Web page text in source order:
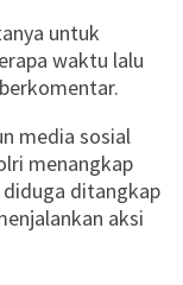
untuk
waktu lalu
media sosial
menangkap
ditangkap
aksi